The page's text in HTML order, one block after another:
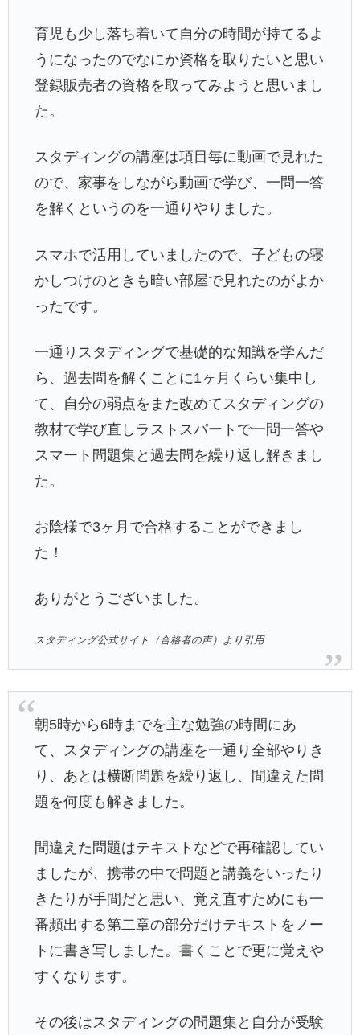
育児も少し落ち着いて自分の時間が持てるよ
うになったのでなにか資格を取りたいと思い
登録販売者の資格を取ってみようと思いまし
た。
スタディングの講座は項目毎に動画で見れた
ので、家事をしながら動画で学び、一問一答
を解くというのを一通りやりました。
スマホで活用していましたので、子どもの寝
かしつけのときも暗い部屋で見れたのがよか
ったです。
一通りスタディングで基礎的な知識を学んだ
ら、過去問を解くことに1ヶ月くらい集中し
て、自分の弱点をまた改めてスタディングの
教材で学び直しラストスパートで一問一答や
スマート問題集と過去問を繰り返し解きまし
た。
お陰様で3ヶ月で合格することができまし
た！
ありがとうございました。
スタディング公式サイト（合格者の声）より引用
朝5時から6時までを主な勉強の時間にあ
て、スタディングの講座を一通り全部やりき
り、あとは横断問題を繰り返し、間違えた問
題を何度も解きました。
間違えた問題はテキストなどで再確認してい
ましたが、携帯の中で問題と講義をいったり
きたりが手間だと思い、覚え直すためにも一
番頻出する第二章の部分だけテキストをノー
トに書き写しました。書くことで更に覚えや
すくなります。
その後はスタディングの問題集と自分が受験